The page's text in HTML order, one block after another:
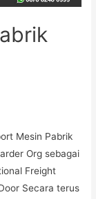
Mesin Pabrik
Org sebagai
Freight
Secara terus